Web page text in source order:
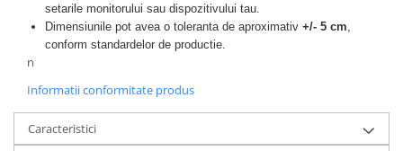
setarile monitorului sau dispozitivului tau.
Dimensiunile pot avea o toleranta de aproximativ +/- 5 cm
conform standardelor de productie.
n
Informatii conformitate produs
Caracteristici